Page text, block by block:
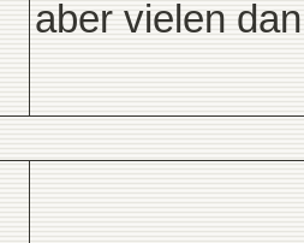
aber vielen